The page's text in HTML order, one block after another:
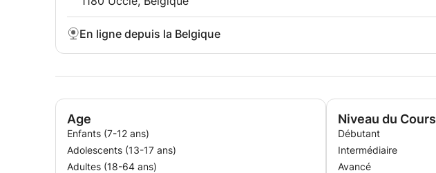
En ligne depuis la Belgique
Age
Enfants (7-12 ans)
Adolescents (13-17 ans)
Adultes (18-64 ans)
Niveau du Cours
Débutant
Intermédiaire
Avancé